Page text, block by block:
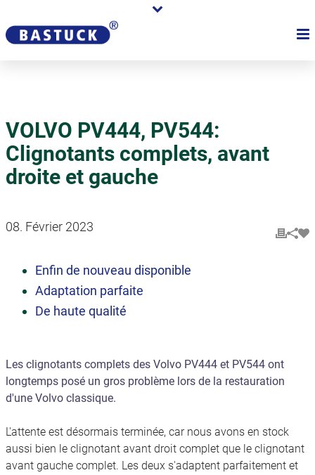
VOLVO PV444, PV544:
Clignotants complets, avant
droite et gauche
08. Février 2023
Enfin de nouveau disponible
Adaptation parfaite
De haute qualité
Les clignotants complets des Volvo PV444 et PV544 ont
longtemps posé un gros problème lors de la restauration
d'une Volvo classique.
L'attente est désormais terminée, car nous avons en stock
aussi bien le clignotant avant droit complet que le clignotant
avant gauche complet. Les deux s'adaptent parfaitement et